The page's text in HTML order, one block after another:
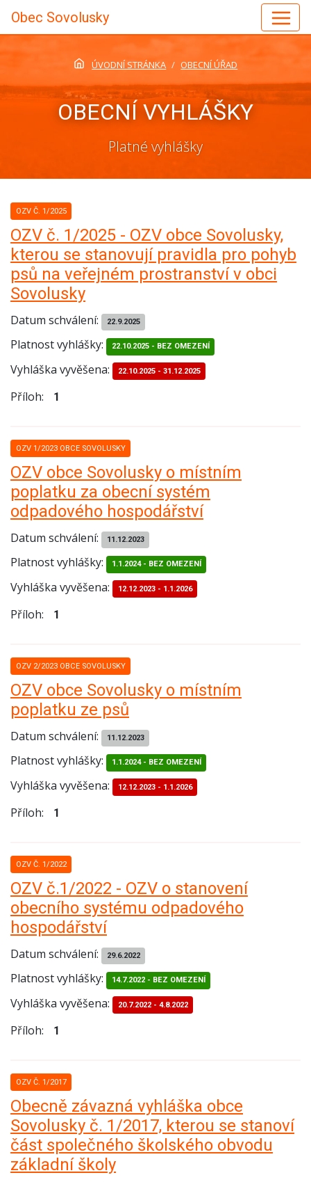
Obec Sovolusky
ÚVODNÍ STRÁNKA OBECNÍ ÚŘAD
OBECNÍ VYHLÁŠKY
Platné vyhlášky
OZV Č. 1/2025
OZV č. 1/2025 - OZV obce Sovolusky,
kterou se stanovují pravidla pro pohyb
psů na veřejném prostranství v obci
Sovolusky
Datum schválení: 22.9.2025
Platnost vyhlášky: 22.10.2025 - BEZ OMEZENÍ
Vyhláška vyvěšena: 22.10.2025- 31.12.2025
Příloh: 1
OZV 1/2023 OBCE SOVOLUSKY
OZV obce Sovolusky o místním
poplatku za obecní systém
odpadového hospodářství
Datum schválení: 11.12.2023
Platnost vyhlášky: 1.1.2024 - BEZ OMEZENÍ
Vyhláška vyvěšena: 12.12.2023- 1.1.2026
Příloh: 1
OZV 2/2023 OBCE SOVOLUSKY
OZV obce Sovolusky o místním
poplatku ze psů
Datum schválení: 11.12.2023
Platnost vyhlášky: 1.1.2024 - BEZ OMEZENÍ
Vyhláška vyvěšena: 12.12.2023- 1.1.2026
Příloh: 1
OZV Č. 1/2022
OZV č.1/2022 - OZV o stanovení
obecního systému odpadového
hospodářství
Datum schválení: 29.6.2022
Platnost vyhlášky: 14.7.2022 - BEZ OMEZENÍ
Vyhláška vyvěšena: 20.7.2022- 4.8.2022
Příloh: 1
OZV Č. 1/2017
Obecně závazná vyhláška obce
Sovolusky č. 1/2017, kterou se stanoví
část společného školského obvodu
základní školy